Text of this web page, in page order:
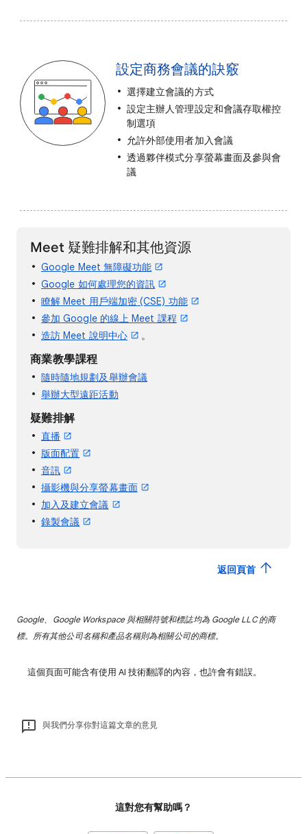
設定商務會議的訣竅
選擇建立會議的方式
設定主辦人管理設定和會議存取權控
制選項
允許外部使用者加入會議
透過夥伴模式分享螢幕畫面及參與會
議
Meet 疑難排解和其他資源
Google Meet 無障礙功能
Google 如何處理您的資訊
瞭解 Meet 用戶端加密 (CSE) 功能
參加 Google 的線上 Meet 課程
造訪 Meet 說明中心
。
商業教學課程
隨時隨地規劃及舉辦會議
舉辦大型遠距活動
疑難排解
直播
版面配置
音訊
攝影機與分享螢幕畫面
加入及建立會議
錄製會議
返回頁首
Google、Google Workspace 與相關符號和標誌均為 Google LLC 的商
標。所有其他公司名稱和產品名稱則為相關公司的商標。
這個頁面可能含有使用 AI 技術翻譯的內容，也許會有錯誤。
與我們分享你對這篇文章的意見
這對您有幫助嗎？